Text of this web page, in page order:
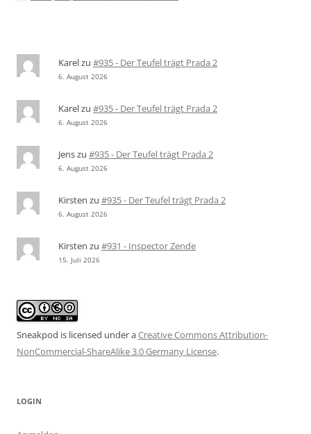
Karelzu #935 - Der Teufel trägt Prada 2
6. August 2026
Karelzu #935 - Der Teufel trägt Prada 2
6. August 2026
Jenszu #935 - Der Teufel trägt Prada 2
6. August 2026
Kirsten zu #935 - Der Teufel trägt Prada 2
6. August 2026
Kirsten zu #931 - Inspector Zende
15. Juli 2026
Sneakpod is licensed under aCreative Commons Attribution-
NonCommercial-ShareAlike 3.0 Germany License.
LOGIN